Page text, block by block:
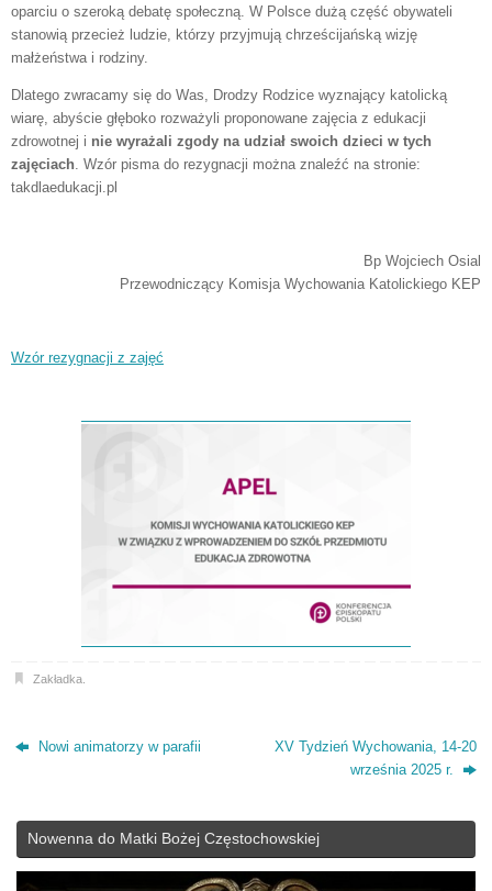
oparciu o szeroką debatę społeczną. W Polsce dużą część obywateli
stanowią przecież ludzie, którzy przyjmują chrześcijańską wizję
małżeństwa i rodziny.
Dlatego zwracamy się do Was, Drodzy Rodzice wyznający katolicką
wiarę, abyście głęboko rozważyli proponowane zajęcia z edukacji
zdrowotnej i nie wyrażali zgody na udział swoich dzieci w tych
zajęciach . Wzór pisma do rezygnacji można znaleźć na stronie:
takdlaedukacji.pl
Bp Wojciech Osial
Przewodniczący Komisja Wychowania Katolickiego KEP
Wzór rezygnacji z zajęć
Zakładka.
Nowi animatorzy w parafii
XV Tydzień Wychowania, 14-20
września 2025 r.
Nowenna do Matki Bożej Częstochowskiej